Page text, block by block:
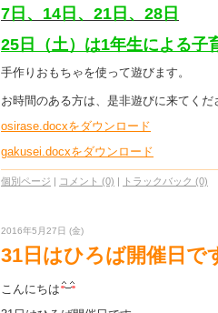
7日、14日、21日、28日
25日（土）は1年生による子
手作りおもちゃを使って遊びます。
お時間のある方は、是非遊びに来てくだ
osirase.docxをダウンロード
gakusei.docxをダウンロード
個別ページ | コメント (0) | トラックバック (0)
2016年5月27日 (金)
31日はひろば開催日で
こんにちは